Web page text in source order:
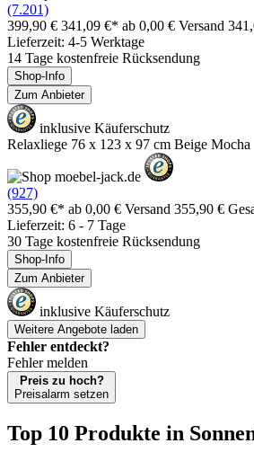
(7.201)
399,90 € 341,09 €* ab 0,00 € Versand
Lieferzeit: 4-5 Werktage
14 Tage kostenfreie Rücksendung
Shop-Info
Zum Anbieter
inklusive Käuferschutz
Relaxliege 76 x 123 x 97 cm Beige Mocha
(927)
355,90 €* ab 0,00 € Versand 355,90 €
Lieferzeit: 6 - 7 Tage
30 Tage kostenfreie Rücksendung
Shop-Info
Zum Anbieter
inklusive Käuferschutz
Weitere Angebote laden
Fehler entdeckt?
Fehler melden
Preis zu hoch?
Preisalarm setzen
Top 10 Produkte in